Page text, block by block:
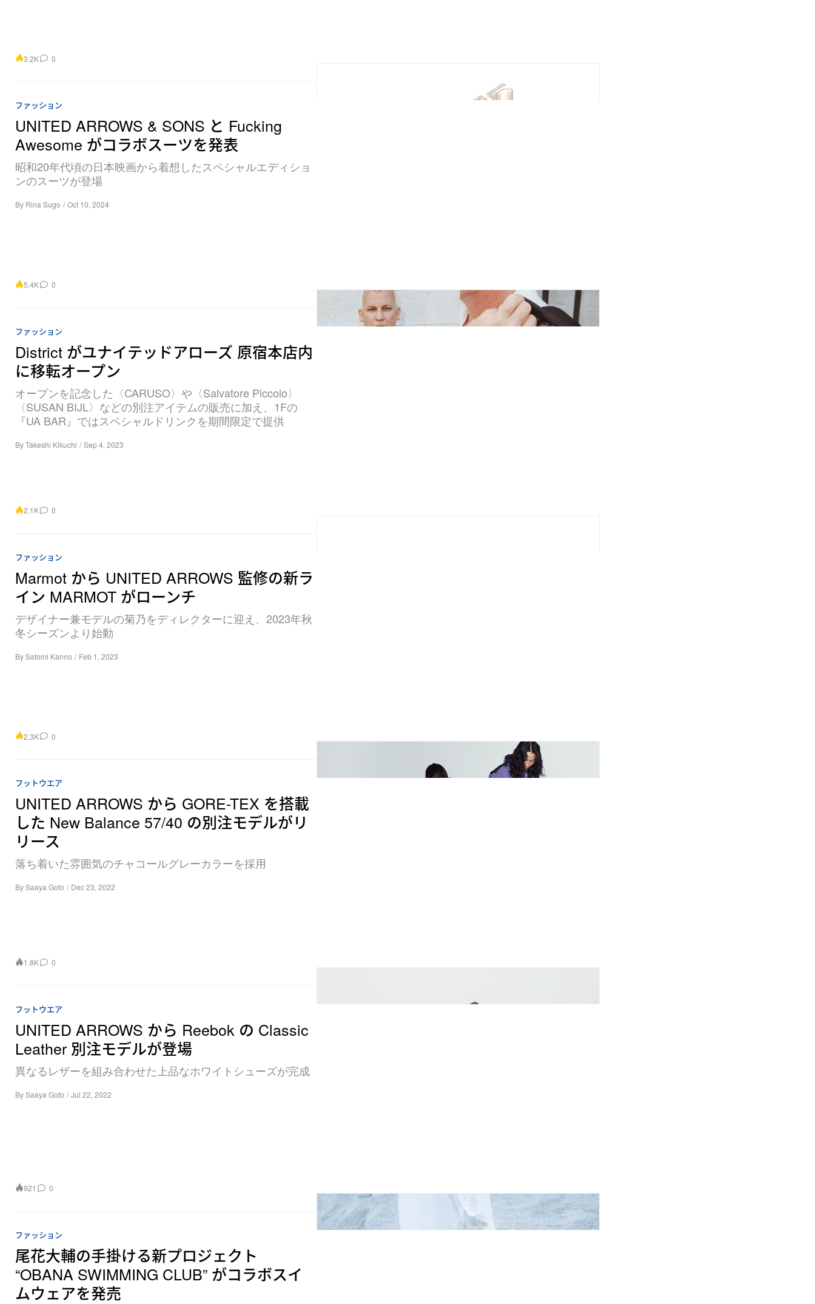
3.2K 0
ファッション
UNITED ARROWS & SONS と Fucking
Awesome がコラボスーツを発表
昭和20年代頃の日本映画から着想したスペシャルエディショ
ンのスーツが登場
By Rina Sugo / Oct 10, 2024
5.4K 0
ファッション
District がユナイテッドアローズ 原宿本店内
に移転オープン
オープンを記念した〈CARUSO〉や〈Salvatore Piccolo〉
〈SUSAN BIJL〉などの別注アイテムの販売に加え、1Fの
『UA BAR』ではスペシャルドリンクを期間限定で提供
ByTakeshi Kikuchi / Sep 4, 2023
2.1K 0
ファッション
Marmot から UNITED ARROWS 監修の新ラ
イン MARMOT がローンチ
デザイナー兼モデルの菊乃をディレクターに迎え、2023年秋
冬シーズンより始動
BySatomi Kanno / Feb 1, 2023
2.3K 0
フットウエア
UNITED ARROWS から GORE-TEX を搭載
した New Balance 57/40 の別注モデルがリ
リース
落ち着いた雰囲気のチャコールグレーカラーを採用
BySaaya Goto / Dec 23, 2022
1.8K 0
フットウエア
UNITED ARROWS から Reebok の Classic
Leather 別注モデルが登場
異なるレザーを組み合わせた上品なホワイトシューズが完成
BySaaya Goto / Jul 22, 2022
921 0
ファッション
尾花大輔の手掛ける新プロジェクト
“OBANA SWIMMING CLUB” がコラボスイ
ムウェアを発売